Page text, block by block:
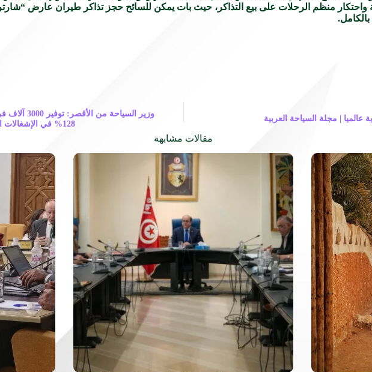
منظم الرحلات على بیع التذاكر، حیث بات یمكن للسائح حجز تذاكر طیران عارض
عالميا | مجلة السياحة العربية
وزير السياحة
128% في الإشغالات السياحية | مجلة السياحة العربية
مقالات مشابهة